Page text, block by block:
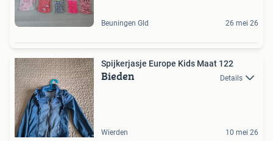
Beuningen Gld 26 mei 26
Spijkerjasje Europe Kids Maat 122
Bieden Details
Wierden 10 mei 26